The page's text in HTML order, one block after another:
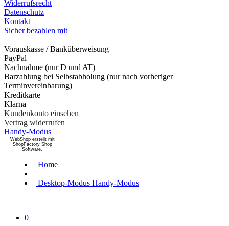
Widerrufsrecht
Datenschutz
Kontakt
Sicher bezahlen mit
Vorauskasse / Banküberweisung
PayPal
Nachnahme (nur D und AT)
Barzahlung bei Selbstabholung (nur nach vorheriger
Terminvereinbarung)
Kreditkarte
Klarna
Kundenkonto einsehen
Vertrag widerrufen
Handy-Modus
WebShop erstellt mit
ShopFactory Shop
Software.
Home
Desktop-Modus Handy-Modus
0